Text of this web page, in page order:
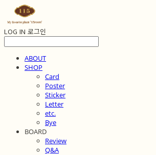
LOG IN 로그인
ABOUT
SHOP
Card
Poster
Sticker
Letter
etc.
Bye
BOARD
Review
Q&A